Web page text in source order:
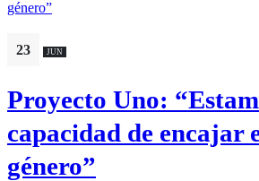
23 JUN
Proyecto Uno:
capacidad de encajar
género”